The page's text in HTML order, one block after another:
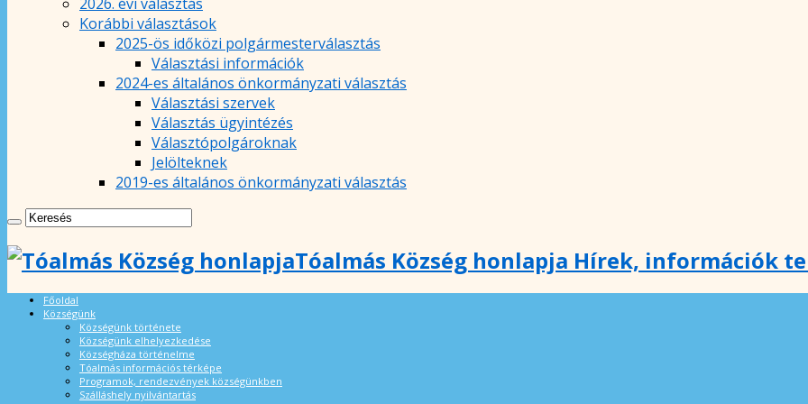
Korábbi választások
2025-ös időközi polgármesterválasztás
Választási információk
2024-es általános önkormányzati választás
Választási szervek
Választás ügyintézés
Választópolgároknak
Jelölteknek
2019-es általános önkormányzati választás
Tóalmás Község honlapja Hírek, információk
Főoldal
Községünk
Községünk története
Községünk elhelyezkedése
Községháza történelme
Tóalmás információs térképe
Programok, rendezvények községünkben
Szálláshely nyilvántartás